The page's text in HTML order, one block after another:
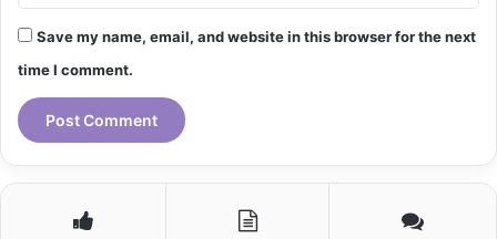
Save my name, email, and website in this browser for the next
time I comment.